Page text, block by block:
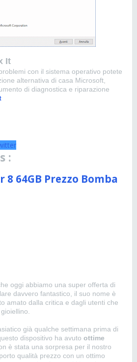
It
con il sistema operativo potete
alternativa di casa Microsoft,
di diagnostica e riparazione
:
8 64GB Prezzo Bomba
oggi abbiamo una super offerta di
davvero fantastico, il suo nome è
amato dalla critica e dagli utenti che
già qualche settimana prima di
dispositivo ha avuto ottime
è stata una sorpresa per il nostro
qualità prezzo con un ottimo